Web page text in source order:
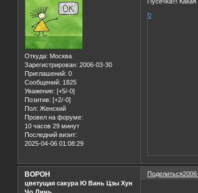
Откуда: Москва
Зарегистрирован: 2006-03-30
Приглашений: 0
Сообщений: 1825
Уважение: [+5/-0]
Позитив: [+2/-0]
Пол: Женский
Провел на форуме:
10 часов 29 минут
Последний визит:
2025-04-06 01:08:29
0
Поделиться
BOPOH
цветущая сакура Ю Вань Цзы Хун